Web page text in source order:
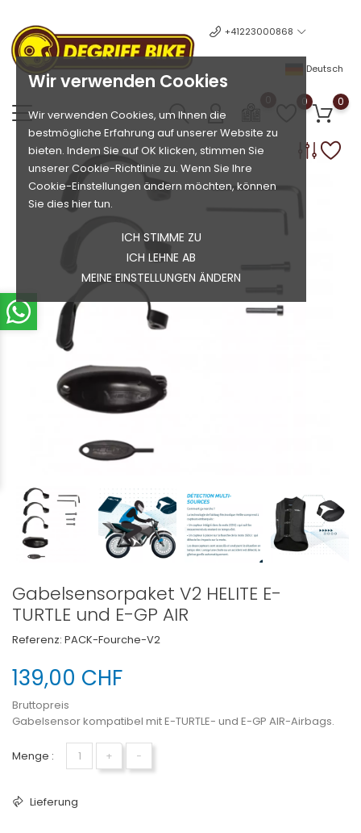
Wir verwenden Cookies
Wir verwenden Cookies, um Ihnen die
bestmögliche Erfahrung auf unserer Website zu
bieten. Indem Sie auf OK klicken, stimmen Sie
unserer Cookie-Richtlinie zu. Wenn Sie Ihre
Cookie-Einstellungen ändern möchten, können
Sie dies hier tun.
ICH STIMME ZU
ICH LEHNE AB
MEINE EINSTELLUNGEN ÄNDERN
+41223000868
Deutsch
0 0
Gabelsensorpaket V2 HELITE E-
TURTLE und E-GP AIR
Referenz: PACK-Fourche-V2
139,00 CHF
Bruttopreis
Gabelsensor kompatibel mit E-TURTLE- und E-GP AIR-Airbags.
Menge : + −
Lieferung